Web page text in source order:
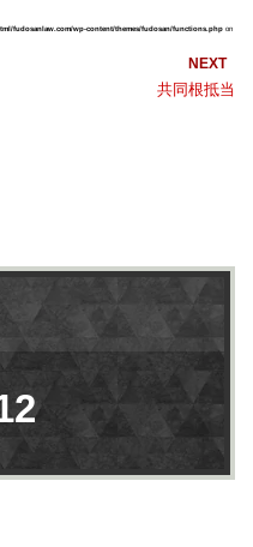
fudosanlaw.com/wp-content/themes/fudosan/functions.php on
共同根抵当